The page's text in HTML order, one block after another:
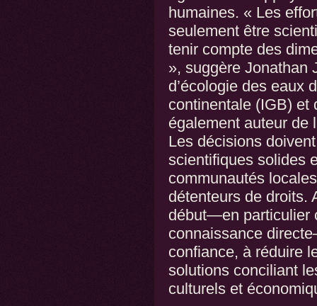
humaines. « Les
seulement être
tenir compte des
», suggère Jonathan
d’écologie des eaux
continentale (IGB) et
également auteur de
Les décisions
scientifiques solides
communautés
détenteurs de droits.
début—en particulier
connaissance
confiance, à réduire
solutions conciliant
culturels et